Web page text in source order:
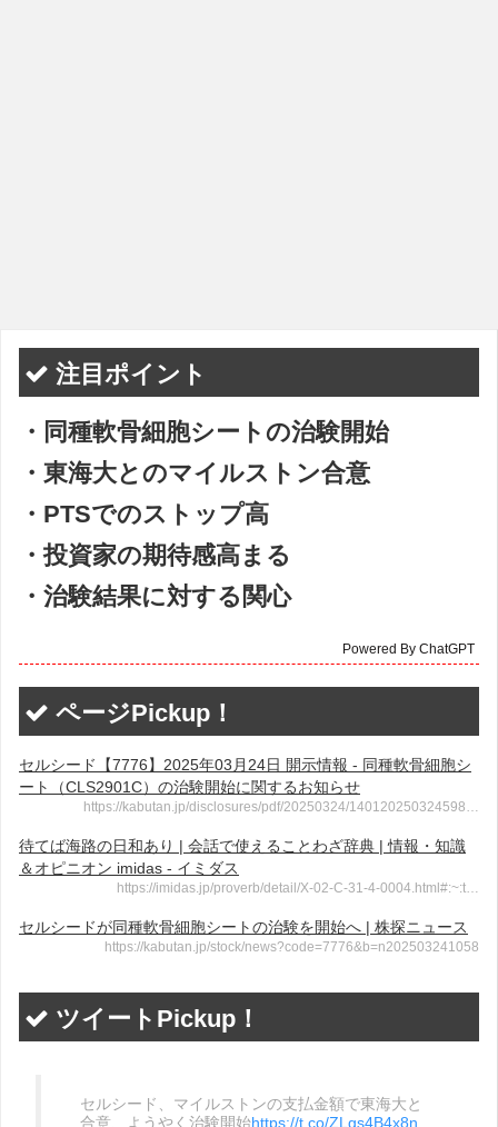
注目ポイント
・同種軟骨細胞シートの治験開始
・東海大とのマイルストン合意
・PTSでのストップ高
・投資家の期待感高まる
・治験結果に対する関心
Powered By ChatGPT
ページPickup！
セルシード【7776】2025年03月24日 開示情報 - 同種軟骨細胞シ
ート（CLS2901C）の治験開始に関するお知らせ
https://kabutan.jp/disclosures/pdf/20250324/140120250324598…
待てば海路の日和あり | 会話で使えることわざ辞典 | 情報・知識
＆オピニオン imidas - イミダス
https://imidas.jp/proverb/detail/X-02-C-31-4-0004.html#:~:t…
セルシードが同種軟骨細胞シートの治験を開始へ | 株探ニュース
https://kabutan.jp/stock/news?code=7776&b=n202503241058
ツイートPickup！
セルシード、マイルストンの支払金額で東海大と
合意、ようやく治験開始https://t.co/ZLgs4B4x8n